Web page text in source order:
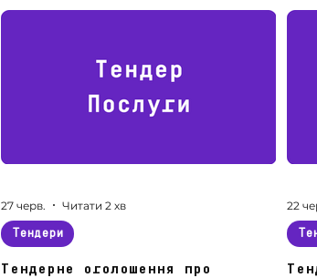
Тендерне оголошення про
Тендери
27 черв. Читати 2 хв 22